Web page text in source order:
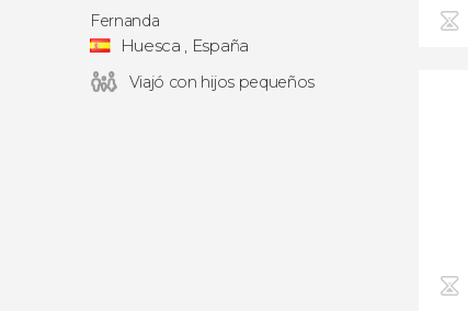
Fernanda
Huesca , España
Viajó con hijos pequeños